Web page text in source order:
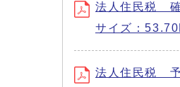
法人住民税
サイズ：
法人住民税 予